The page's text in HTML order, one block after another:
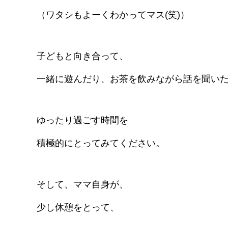
（ワタシもよーくわかってマス(笑)）
子どもと向き合って、
一緒に遊んだり、お茶を飲みながら話を聞いた
ゆったり過ごす時間を
積極的にとってみてください。
そして、ママ自身が、
少し休憩をとって、